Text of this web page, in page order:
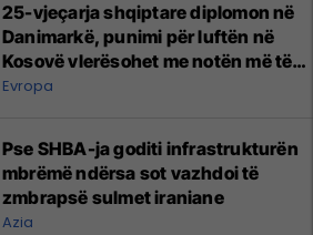
25-vjeçarja shqiptare diplomon në
Danimarkë, punimi për luftën në
Kosovë vlerësohet me notën më të
lartë
Evropa
Pse SHBA-ja goditi infrastrukturën
mbrëmë ndërsa sot vazhdoi të
zmbrapsë sulmet iraniane
Azia